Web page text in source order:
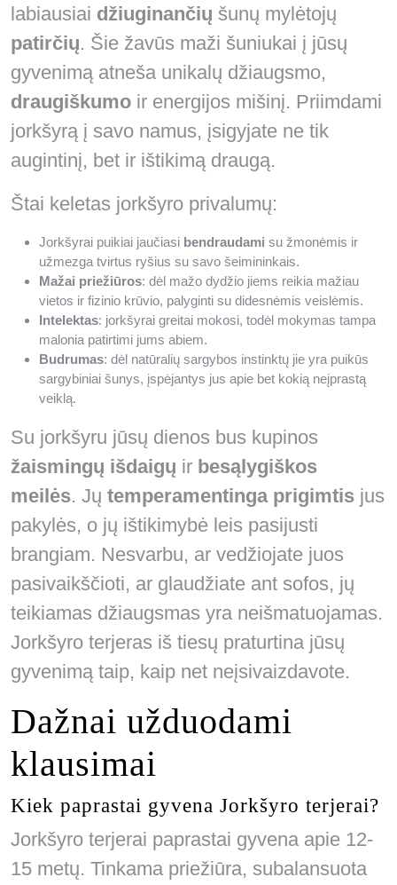
labiausiai džiuginančių šunų mylėtojų
patirčių. Šie žavūs maži šuniukai į jūsų
gyvenimą atneša unikalų džiaugsmo,
draugiškumo ir energijos mišinį. Priimdami
jorkšyrą į savo namus, įsigyjate ne tik
augintinį, bet ir ištikimą draugą.
Štai keletas jorkšyro privalumų:
Jorkšyrai puikiai jaučiasi bendraudami su žmonėmis ir
užmezga tvirtus ryšius su savo šeimininkais.
Mažai priežiūros: dėl mažo dydžio jiems reikia mažiau
vietos ir fizinio krūvio, palyginti su didesnėmis veislėmis.
Intelektas: jorkšyrai greitai mokosi, todėl mokymas tampa
malonia patirtimi jums abiem.
Budrumas: dėl natūralių sargybos instinktų jie yra puikūs
sargybiniai šunys, įspėjantys jus apie bet kokią neįprastą
veiklą.
Su jorkšyru jūsų dienos bus kupinos
žaismingų išdaigų ir besąlygiškos
meilės. Jų temperamentinga prigimtis jus
pakylės, o jų ištikimybė leis pasijusti
brangiam. Nesvarbu, ar vedžiojate juos
pasivaikščioti, ar glaudžiate ant sofos, jų
teikiamas džiaugsmas yra neišmatuojamas.
Jorkšyro terjeras iš tiesų praturtina jūsų
gyvenimą taip, kaip net neįsivaizdavote.
Dažnai užduodami
klausimai
Kiek paprastai gyvena Jorkšyro terjerai?
Jorkšyro terjerai paprastai gyvena apie 12-
15 metų. Tinkama priežiūra, subalansuota